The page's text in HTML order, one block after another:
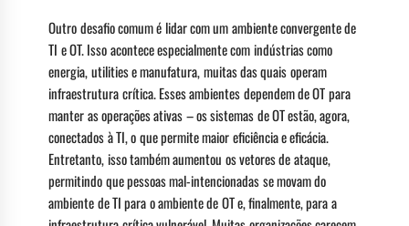
Outro desafio comum é lidar com um ambiente convergente de
TI e OT. Isso acontece especialmente com indústrias como
energia, utilities e manufatura, muitas das quais operam
infraestrutura crítica. Esses ambientes dependem de OT para
manter as operações ativas – os sistemas de OT estão, agora,
conectados à TI, o que permite maior eficiência e eficácia.
Entretanto, isso também aumentou os vetores de ataque,
permitindo que pessoas mal-intencionadas se movam do
ambiente de TI para o ambiente de OT e, finalmente, para a